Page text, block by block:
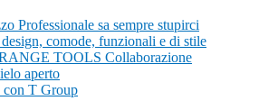
Professionale sa sempre stupirci
comode, funzionali e di stile
TOOLS Collaborazione
aperto
con T Group